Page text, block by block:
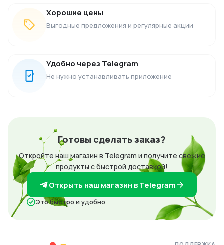
Хорошие цены
Выгодные предложения и регулярные акции
Удобно через Telegram
Не нужно устанавливать приложение
Готовы сделать заказ?
Откройте наш магазин в Telegram и получите свежие
продукты с быстрой доставкой!
Открыть наш магазин в Telegram
Это быстро и удобно